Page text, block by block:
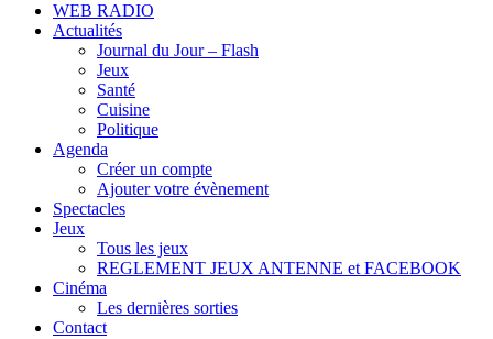
WEB RADIO
Actualités
Journal du Jour – Flash
Jeux
Santé
Cuisine
Politique
Agenda
Créer un compte
Ajouter votre évènement
Spectacles
Jeux
Tous les jeux
REGLEMENT JEUX ANTENNE et FACEBOOK
Cinéma
Les dernières sorties
Contact